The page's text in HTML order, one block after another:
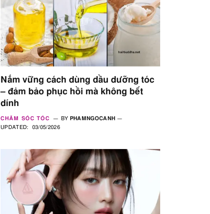
Nắm vững cách dùng dầu dưỡng tóc
– đảm bảo phục hồi mà không bết
dính
CHĂM SÓC TÓC BY PHAMNGOCANH
UPDATED:
03/05/2026